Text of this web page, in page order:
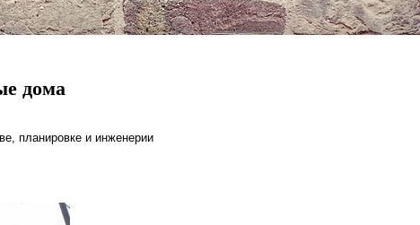
дома
планировке и инженерии